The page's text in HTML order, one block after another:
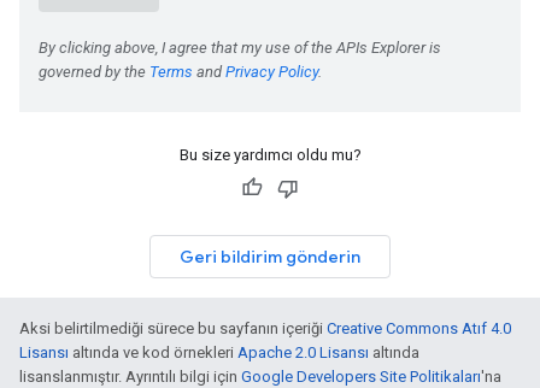
Bu size yardımcı oldu mu?
Geri bildirim gönderin
Aksi belirtilmediği sürece bu sayfanın içeriği Creative Commons Atıf 4.0
Lisansı altında ve kod örnekleri Apache 2.0 Lisansı altında
lisanslanmıştır. Ayrıntılı bilgi için Google Developers Site Politikaları'na